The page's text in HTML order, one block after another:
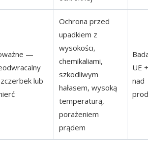
—
lub
Ochrona przed
upadkiem z
wysokości,
chemikaliami,
szkodliwym
hałasem, wysoką
temperaturą,
porażeniem
prądem
UE
nad